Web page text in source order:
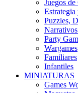
Juegos de
Estrategia
Puzzles,
Party
Wargames
Familiares
Infantiles
MINIATURAS
Games